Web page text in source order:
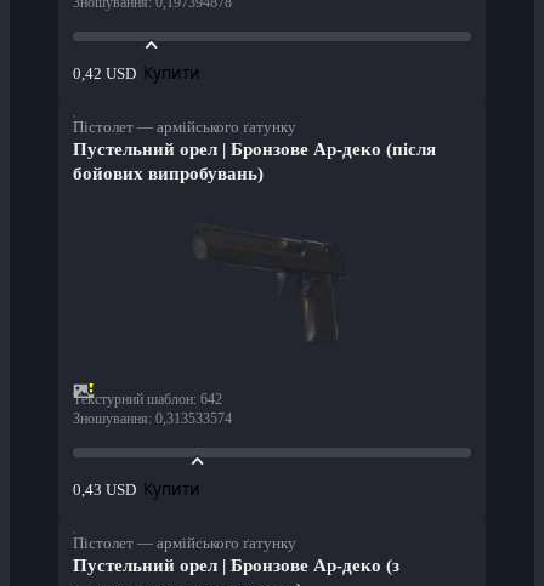
0,42 USD Купити
Пістолет — армійського ґатунку
Пустельний орел | Бронзове Ар-деко (після
бойових випробувань)
Текстурний шаблон: 642
Зношування: 0,313533574
0,43 USD Купити
Пістолет — армійського ґатунку
Пустельний орел | Бронзове Ар-деко (з